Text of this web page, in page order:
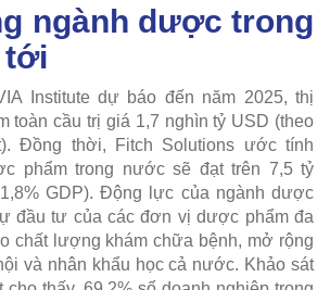
ngành dược trong
tới
Institute dự báo đến năm 2025, thị
toàn cầu trị giá 1,7 nghìn tỷ USD (theo
Đồng thời, Fitch Solutions ước tính
phẩm trong nước sẽ đạt trên 7,5 tỷ
GDP). Động lực của ngành dược
đầu tư của các đơn vị dược phẩm đa
chất lượng khám chữa bệnh, mở rộng
và nhân khẩu học cả nước. Khảo sát